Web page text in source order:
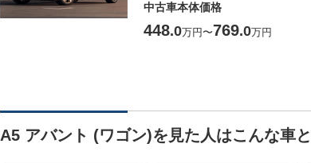
中古車本体価格
448.0万円〜769.0万円
A5 アバント (ワゴン)を見た人はこんな車